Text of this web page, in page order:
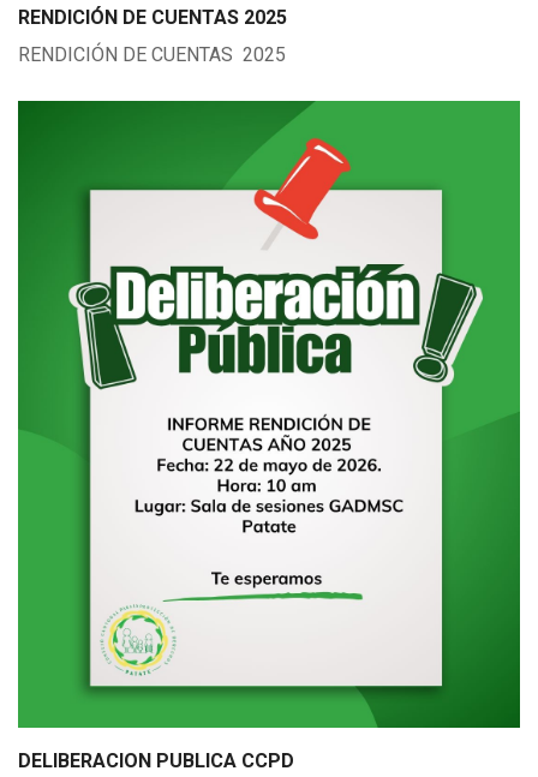
RENDICIÓN DE CUENTAS 2025
RENDICIÓN DE CUENTAS 2025
DELIBERACION PUBLICA CCPD